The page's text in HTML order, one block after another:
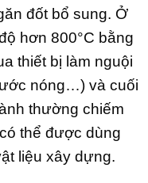
đốt bổ sung. Ở
hơn 800°C bằng
thiết bị làm nguội
nóng…) và cuối
thường chiếm
thể được dùng
liệu xây dựng.